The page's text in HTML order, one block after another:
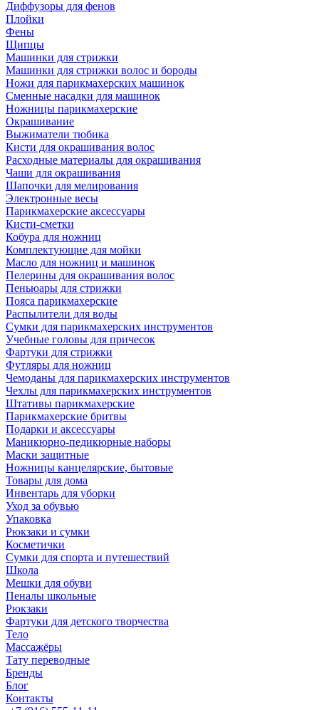
Диффузоры для фенов
Плойки
Фены
Щипцы
Машинки для стрижки
Машинки для стрижки волос и бороды
Ножи для парикмахерских машинок
Сменные насадки для машинок
Ножницы парикмахерские
Окрашивание
Выжиматели тюбика
Кисти для окрашивания волос
Расходные материалы для окрашивания
Чаши для окрашивания
Шапочки для мелирования
Электронные весы
Парикмахерские аксессуары
Кисти-сметки
Кобура для ножниц
Комплектующие для мойки
Масло для ножниц и машинок
Пелерины для окрашивания волос
Пеньюары для стрижки
Пояса парикмахерские
Распылители для воды
Сумки для парикмахерских инструментов
Учебные головы для причесок
Фартуки для стрижки
Футляры для ножниц
Чемоданы для парикмахерских инструментов
Чехлы для парикмахерских инструментов
Штативы парикмахерские
Парикмахерские бритвы
Подарки и аксессуары
Маникюрно-педикюрные наборы
Маски защитные
Ножницы канцелярские, бытовые
Товары для дома
Инвентарь для уборки
Уход за обувью
Упаковка
Рюкзаки и сумки
Косметички
Сумки для спорта и путешествий
Школа
Мешки для обуви
Пеналы школьные
Рюкзаки
Фартуки для детского творчества
Тело
Массажёры
Тату переводные
Бренды
Блог
Контакты